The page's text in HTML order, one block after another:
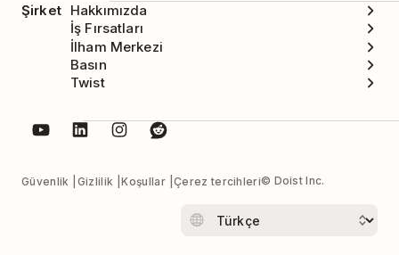
Şirket Hakkımızda
İş Fırsatları
İlham Merkezi
Basın
Twist
Güvenlik Gizlilik Koşullar Çerez tercihleri© Doist Inc.